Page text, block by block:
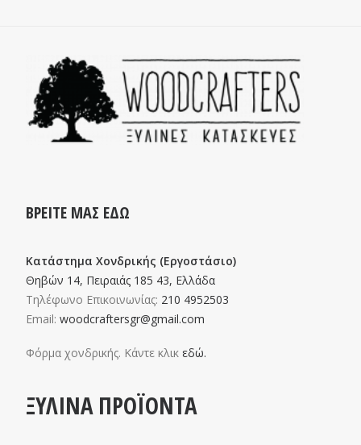
ΒΡΕΙΤΕ ΜΑΣ ΕΔΩ
Κατάστημα Χονδρικής (Εργοστάσιο)
Θηβών 14, Πειραιάς 185 43, Ελλάδα
Τηλέφωνο Επικοινωνίας: 210 4952503
Email: woodcraftersgr@gmail.com
Φόρμα χονδρικής. Κάντε κλικ εδώ.
ΞΥΛΙΝΑ ΠΡΟΪΟΝΤΑ